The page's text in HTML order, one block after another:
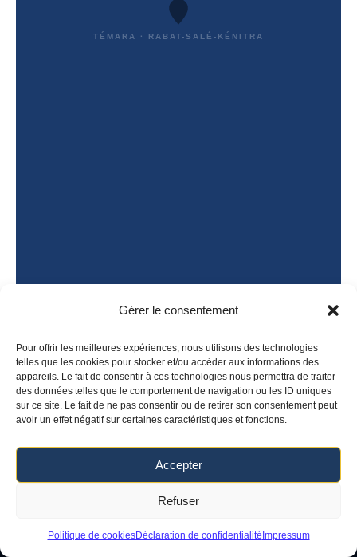
Gérer le consentement
Pour offrir les meilleures expériences, nous utilisons des technologies
telles que les cookies pour stocker et/ou accéder aux informations des
appareils. Le fait de consentir à ces technologies nous permettra de traiter
des données telles que le comportement de navigation ou les ID uniques
sur ce site. Le fait de ne pas consentir ou de retirer son consentement peut
avoir un effet négatif sur certaines caractéristiques et fonctions.
Accepter
Refuser
Politique de cookiesDéclaration de confidentialité Impressum
TÉMARA · RABAT-SALÉ-KÉNITRA